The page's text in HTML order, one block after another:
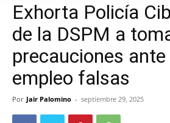
Exhorta Policía
de la DSPM a
precauciones
empleo falsas
Por Jair Palomino - septiembre 29, 2025